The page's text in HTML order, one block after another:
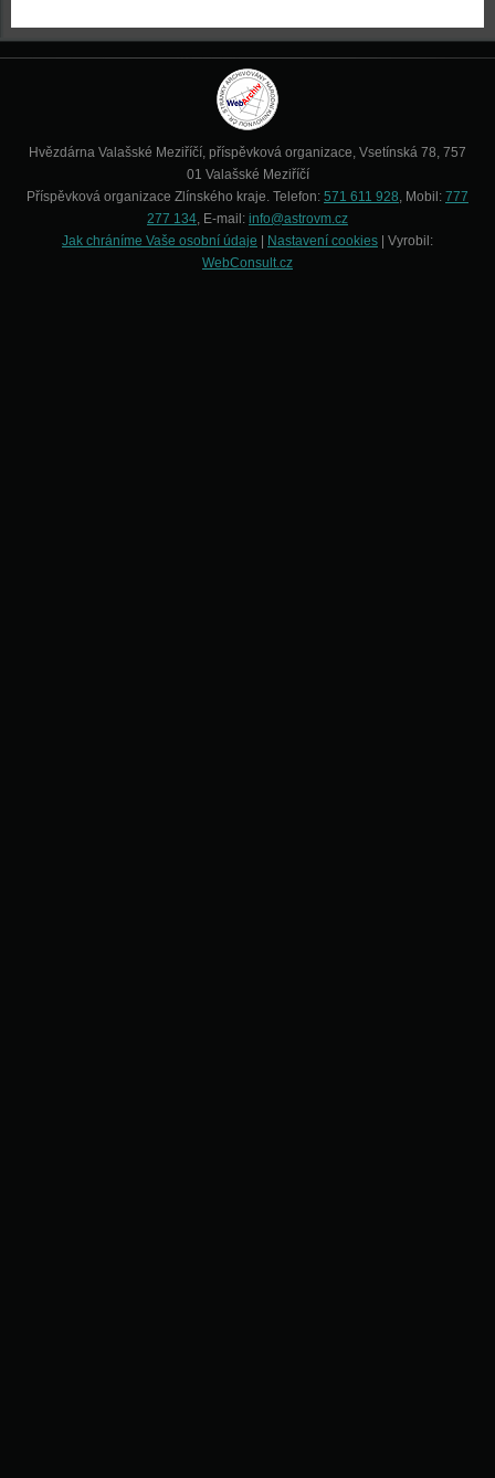
Hvězdárna Valašské Meziříčí, příspěvková organizace, Vsetínská 78, 757
01 Valašské Meziříčí
Příspěvková organizace Zlínského kraje. Telefon: 571 611 928, Mobil: 777
277 134, E-mail: info@astrovm.cz
Jak chráníme Vaše osobní údaje
Nastavení cookies | Vyrobil:
WebConsult.cz